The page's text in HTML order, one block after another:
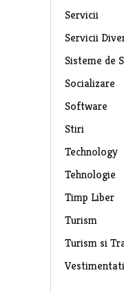
Servicii
Servicii
Sisteme de
Socializare
Software
Stiri
Technology
Tehnologie
Timp Liber
Turism
Turism si